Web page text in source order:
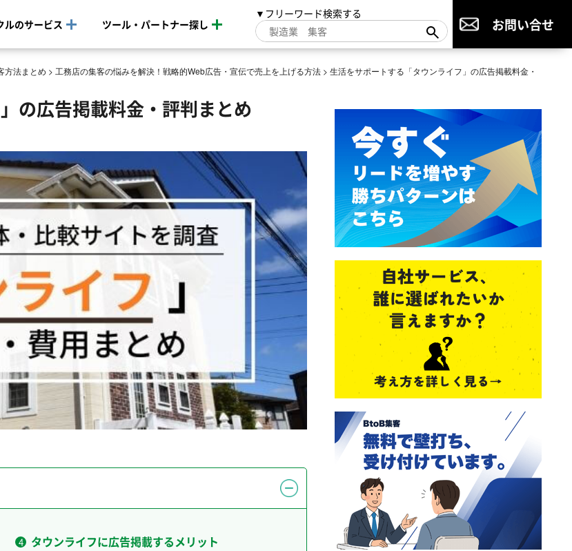
ルのサービス ツール・パートナー探し
▼フリーワード検索する
お問い合せ
方法まとめ > 工務店の集客の悩みを解決！戦略的Web広告・宣伝で売上を上げる方法 > 生活をサポートする「タウンライフ」の広告掲載料金・
の広告掲載料金・評判まとめ
タウンライフに広告掲載するメリット